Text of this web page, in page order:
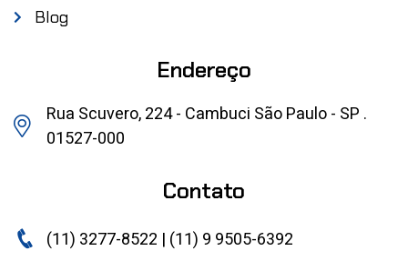
Blog
Endereço
Rua Scuvero, 224 - Cambuci São Paulo - SP .
01527-000
Contato
(11) 3277-8522 | (11) 9 9505-6392